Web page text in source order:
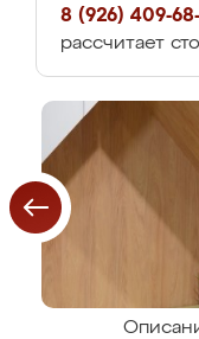
8 (926) 409-
рассчитает